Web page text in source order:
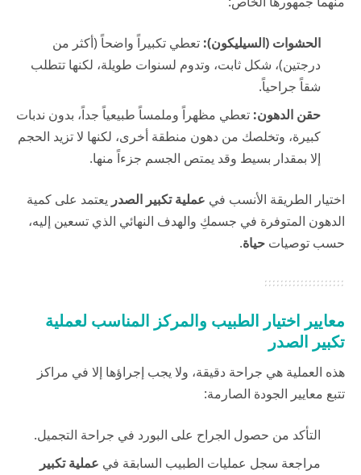
الحشوات (السيليكون): تعطي تكبيراً واضحاً (أكثر من
درجتين)، شكل ثابت، وتدوم لسنوات طويلة، لكنها تتطلب
شقاً جراحياً.
حقن الدهون: تعطي مظهراً وملمساً طبيعياً جداً، بدون ندبات
كبيرة، وتخلصك من دهون منطقة أخرى، لكنها لا تزيد الحجم
إلا بمقدار بسيط وقد يمتص الجسم جزءاً منها.
اختيار الطريقة الأنسب في عملية تكبير الصدر يعتمد على كمية
الدهون المتوفرة في جسمكِ والهدف النهائي الذي تسعين إليه،
حسب توصيات حياة.
معايير اختيار الطبيب والمركز المناسب لعملية
تكبير الصدر
هذه العملية هي جراحة دقيقة، ولا يجب إجراؤها إلا في مراكز
تتبع معايير الجودة الصارمة:
التأكد من حصول الجراح على البورد في جراحة التجميل.
مراجعة سجل عمليات الطبيب السابقة في عملية تكبير